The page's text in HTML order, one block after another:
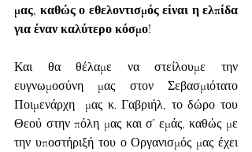
μας, καθώς ο εθελοντισμός είναι η ελπίδα
για έναν καλύτερο κόσμο!
Και θα θέλαμε να στείλουμε την
ευγνωμοσύνη μας στον Σεβασμιότατο
Ποιμενάρχη  μας κ. Γαβριήλ, το δώρο του
Θεού στην πόλη μας και σ’ εμάς, καθώς με
την υποστήριξή του ο Οργανισμός μας έχει